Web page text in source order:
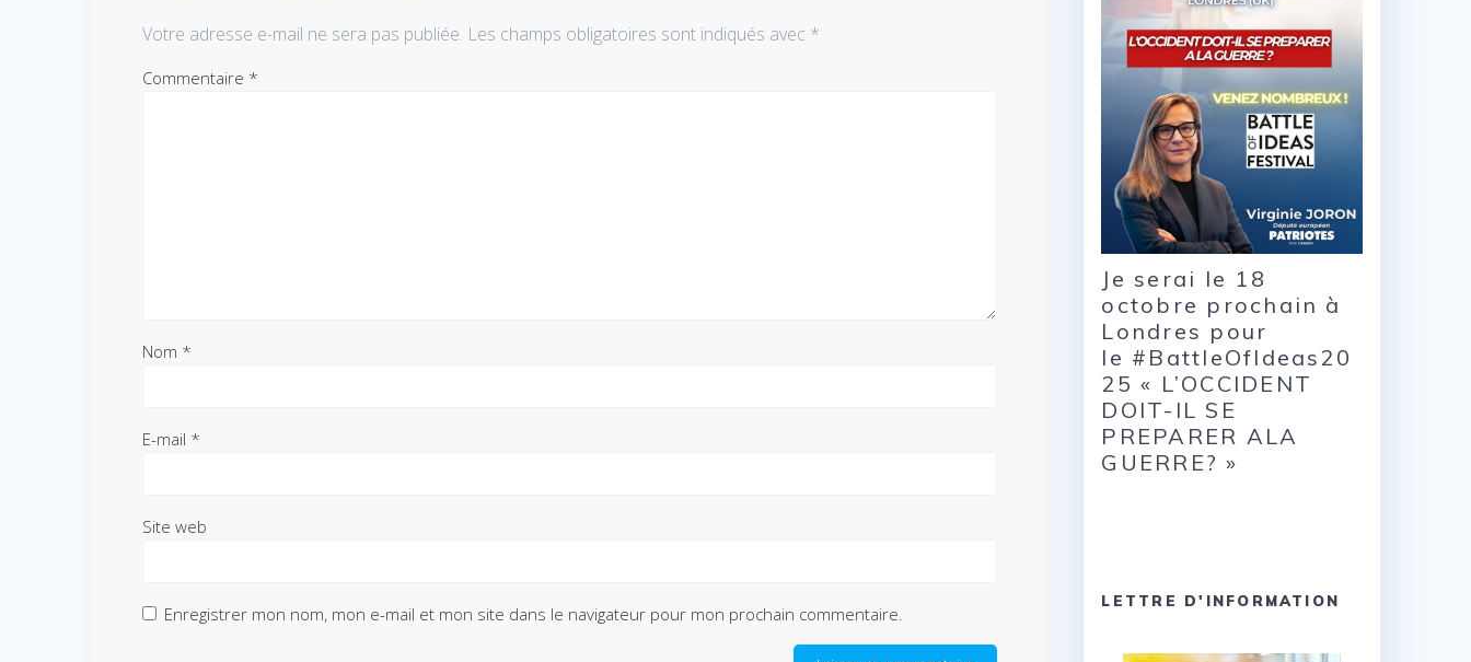
Votre adresse e-mail ne sera pas publiée. Les champs obligatoires sont indiqués avec *
Commentaire *
Nom *
E-mail *
Site web
Enregistrer mon nom, mon e-mail et mon site dans le navigateur pour mon prochain commentaire.
Je serai le 18
octobre prochain à
Londres pour
le #BattleOfIdeas20
25 « L’OCCIDENT
DOIT-IL SE
PREPARER ALA
GUERRE? »
LETTRE D'INFORMATION